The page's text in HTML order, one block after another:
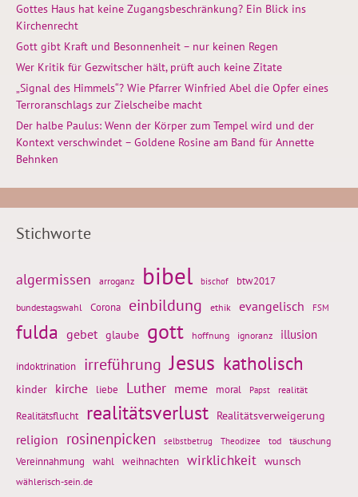
Gottes Haus hat keine Zugangsbeschränkung? Ein Blick ins
Kirchenrecht
Gott gibt Kraft und Besonnenheit – nur keinen Regen
Wer Kritik für Gezwitscher hält, prüft auch keine Zitate
„Signal des Himmels“? Wie Pfarrer Winfried Abel die Opfer eines
Terroranschlags zur Zielscheibe macht
Der halbe Paulus: Wenn der Körper zum Tempel wird und der
Kontext verschwindet – Goldene Rosine am Band für Annette
Behnken
Stichworte
algermissen arroganz bibel bischof btw2017
bundestagswahl Corona einbildung ethik evangelisch FSM
fulda gebet glaube gott hoffnung ignoranz illusion
indoktrination irreführung Jesus katholisch
kinder kirche liebe Luther meme moral Papst realität
Realitätsflucht realitätsverlust Realitätsverweigerung
religion rosinenpicken selbstbetrug Theodizee tod täuschung
Vereinnahmung wahl weihnachten wirklichkeit wunsch
wählerisch-sein.de